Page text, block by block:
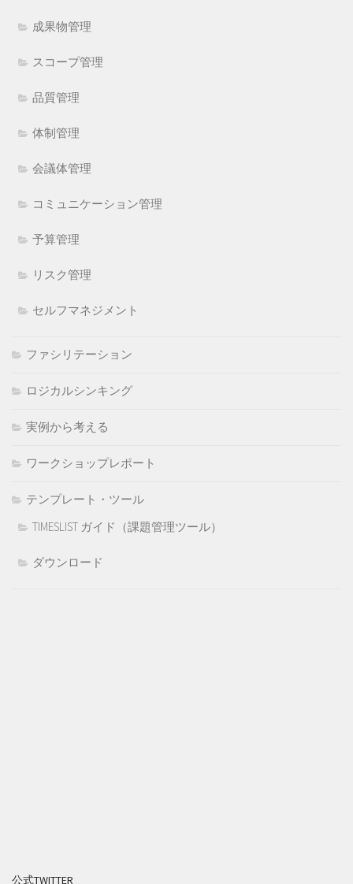
成果物管理
スコープ管理
品質管理
体制管理
会議体管理
コミュニケーション管理
予算管理
リスク管理
セルフマネジメント
ファシリテーション
ロジカルシンキング
実例から考える
ワークショップレポート
テンプレート・ツール
TIMESLIST ガイド（課題管理ツール）
ダウンロード
公式TWITTER